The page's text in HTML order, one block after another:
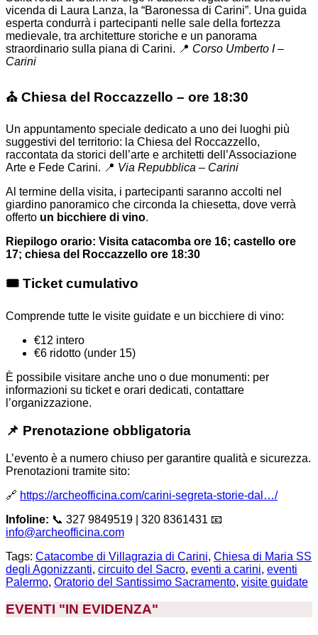
vicenda di Laura Lanza, la “Baronessa di Carini”. Una guida
esperta condurrà i partecipanti nelle sale della fortezza
medievale, tra architetture storiche e un panorama
straordinario sulla piana di Carini. 📍 Corso Umberto I –
Carini
⛪️ Chiesa del Roccazzello – ore 18:30
Un appuntamento speciale dedicato a uno dei luoghi più
suggestivi del territorio: la Chiesa del Roccazzello,
raccontata da storici dell’arte e architetti dell’Associazione
Arte e Fede Carini. 📍 Via Repubblica – Carini
Al termine della visita, i partecipanti saranno accolti nel
giardino panoramico che circonda la chiesetta, dove verrà
offerto un bicchiere di vino.
Riepilogo orario: Visita catacomba ore 16; castello ore
17; chiesa del Roccazzello ore 18:30
🎟️ Ticket cumulativo
Comprende tutte le visite guidate e un bicchiere di vino:
€12 intero
€6 ridotto (under 15)
È possibile visitare anche uno o due monumenti: per
informazioni su ticket e orari dedicati, contattare
l’organizzazione.
📌 Prenotazione obbligatoria
L’evento è a numero chiuso per garantire qualità e sicurezza.
Prenotazioni tramite sito:
🔗 https://archeofficina.com/carini-segreta-storie-dal…/
Infoline: 📞 327 9849519 | 320 8361431 📧
info@archeofficina.com
Tags: Catacombe di Villagrazia di Carini, Chiesa di Maria SS
degli Agonizzanti, circuito del Sacro, eventi a carini, eventi
Palermo, Oratorio del Santissimo Sacramento, visite guidate
EVENTI "IN EVIDENZA"